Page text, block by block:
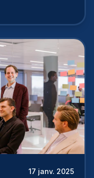
17 janv. 2025